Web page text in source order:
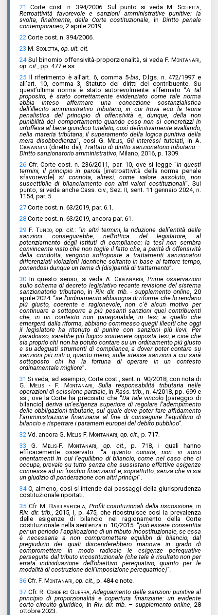
21
Corte cost. n. 394/2006. Sul punto si veda M. Scoletta
Retroattività favorevole e sanzioni amministrative punitive: la
svolta, finalmente, della Corte costituzionale , inDiritto penale
contemporaneo , 2 aprile 2019.
22 Corte cost. n. 394/2006.
23 M. Scoletta op. ult. cit.
24Sul binomio offensività-proporzionalità, si vedaF. Montanari
op. cit. , pp. 477 e ss.
25 Il riferimento è all’art. 6, comma 5-bis , D.lgs. n. 472/1997 e
all’art. 10, comma 3, Statuto dei diritti del contribuente. Su
quest’ultima norma è stato autorevolmente affermato “A tal
proposito, è stato correttamente evidenziato come tale norma
abbia inteso affermare una concezione sostanzialistica
dell’illecito amministrativo tributario, in cui trova eco la teoria
penalistica del principio di offensività e, dunque, della non
punibilità del comportamento quando esso non si concretizzi in
un’offesa al bene giuridico tutelato; così definitivamente avallando,
nella materia tributaria, il superamento della logica punitiva della
mera disobbedienza”, così G. Melis,Gli interessi tutelati, in A.
Giovannini (diretto da), Trattato di diritto sanzionatorio tributario –
Diritto sanzionatorio amministrativo , Milano, 2016, p. 1309.
26 Cfr. Corte cost. n. 236/2011, par. 10, ove si legge “In questi
termini, il principio in parola
[irretroattività della norma penale
sfavorevole]
si connota, altresì, come valore assoluto, non
suscettibile di bilanciamento con altri valori costituzionali”. Sul
punto, si veda anche Cass. civ., Sez. II, sent. 11 gennaio 2024, n.
1154, par. 5.
27 Corte cost. n. 63/2019, par. 6.1.
28 Corte cost. n. 63/2019, ancora par. 61.
29 F. Tundo, op. cit. : “In altri termini, la riduzione dell’entità delle
sanzioni conseguirebbe, nell’ottica del legislatore, al
potenziamento degli istituti di compliance: la tesi non sembra
convincente visto che non toglie il fatto che, a parità di offensività
della condotta, vengono sottoposte a trattamenti sanzionatori
differenziati violazioni identiche soltanto in base al fattore tempo,
ponendosi dunque un tema di (dis)parità di trattamento”.
30 In questo senso, si veda A. Giovanardi ,Prime osservazioni
sullo schema di decreto legislativo recante revisione del sistema
sanzionatorio tributario, in Riv. dir. trib. - supplemento online , 20
aprile 2024: “se l’ordinamento abbisogna di riforme che lo rendano
più giusto, coerente e ragionevole, non c’è alcun motivo per
continuare a sottoporre a più pesanti sanzioni quei contribuenti
che, in un contesto non paragonabile, in tesi, a quello che
emergerà dalla riforma, abbiano commesso quegli illeciti che oggi
il legislatore ha ritenuto di punire con sanzioni più lievi. Per
paradosso, sarebbe più logico sostenere opposta tesi, e cioè che
sia proprio chi non ha potuto contare su un ordinamento più giusto
e su adeguati strumenti di compliance, a dover poter contare su
sanzioni più miti o, quanto meno, sulle stesse sanzioni a cui sarà
sottoposto chi ha la fortuna di operare in un contesto
ordinamentale migliore”.
31 Si veda, ad esempio, Corte cost., sent. n. 90/2018, con nota di
G. Melis - F. Montanari
Sulla responsabilità tributaria nelle
operazioni di scissione parziale , in Rass. trib.
, n. 4/2018, pp. 699 e
ss., ove la Corte ha precisato che “Da tale vincolo [pareggio di
bilancio] deriva un’esigenza superiore di regolare l’adempimento
delle obbligazioni tributarie, sul quale deve poter fare affidamento
l’amministrazione finanziaria al fine di conseguire l’equilibrio di
bilancio e rispettare i parametri europei del debito pubblico”
32 Vd. ancora G. Melis-F. Montanari op. cit. , p. 717.
33
G. Melis-F. Montanari op. cit.
, p. 718, i quali hanno
efficacemente osservato: “a quanto consta, non vi sono
orientamenti in cui l’equilibrio di bilancio, come nel caso che ci
occupa, prevale su tutto senza che sussistano effettive esigenze
connesse ad un ‘rischio finanziario’ e, soprattutto, senza che vi sia
un giudizio di ponderazione con altri principi”.
34O, almeno, così si intende dai passaggi della giurisprudenza
costituzionale riportati.
35 Cfr.M. Basilavecchia Profili costituzionali della riscossione, in
Riv. dir. trib.
2015, I, p. 475, che ricostruisce così la prevalenza
delle esigenze di bilancio nel ragionamento della Corte
costituzionale nella sentenza n. 10/2015: “può essere consentita
per un periodo l’applicazione di un tributo incostituzionale, se essa
è necessaria a non compromettere equilibri di bilancio, dal
pregiudizio dei quali discenderebbero manovre in grado di
compromettere in modo radicale le esigenze perequative
perseguite dal tributo incostituzionale (che tale è risultato non per
errata individuazione dell’obiettivo perequativo, quanto per le
modalità di costruzione dell’imposizione perequatrice)”
36 Cfr. F. Montanari op. cit. , p. 484 e note.
37 Cfr. R. Cordeiro Guerra ,Adeguamento delle sanzioni punitive al
principio di proporzionalità e copertura finanziarie: un evidente
corto circuito giuridico , in Riv. dir. trib. – supplemento online, 28
ottobre 2023.